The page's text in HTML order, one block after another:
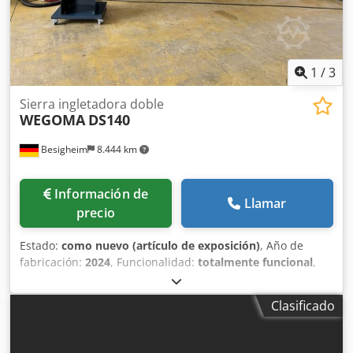
1 /3
Besigheim 8.444 km
Sierra ingletadora doble
WEGOMA DS140
Información de
precio
Llamar
Estado: como nuevo (artículo de exposición), Año de
fabricación: 2024, Funcionalidad: totalmente funcional,
4.100 mm
inglete de doble cabeza con control en 3 ejes. Ángulo de
giro de 45° a -45°, ajustable de forma continua. Diámetro
Clasificado